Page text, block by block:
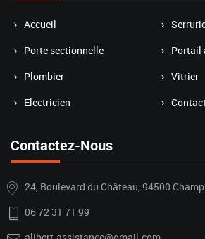
Accueil
Porte sectionnelle
Portail
Plombier
Vitrier
Electricien
Contactez-Nous
24, Boulevard du Château, 94500
06 72 31 71 99